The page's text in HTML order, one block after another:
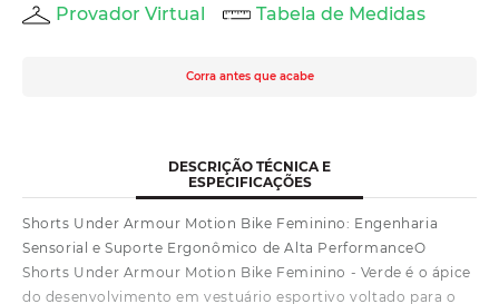
Provador Virtual Tabela de Medidas
Corra antes que acabe
DESCRIÇÃO TÉCNICA E
ESPECIFICAÇÕES
Shorts Under Armour Motion Bike Feminino: Engenharia
Sensorial e Suporte Ergonômico de Alta PerformanceO
Shorts Under Armour Motion Bike Feminino - Verde é o ápice
do desenvolvimento em vestuário esportivo voltado para o